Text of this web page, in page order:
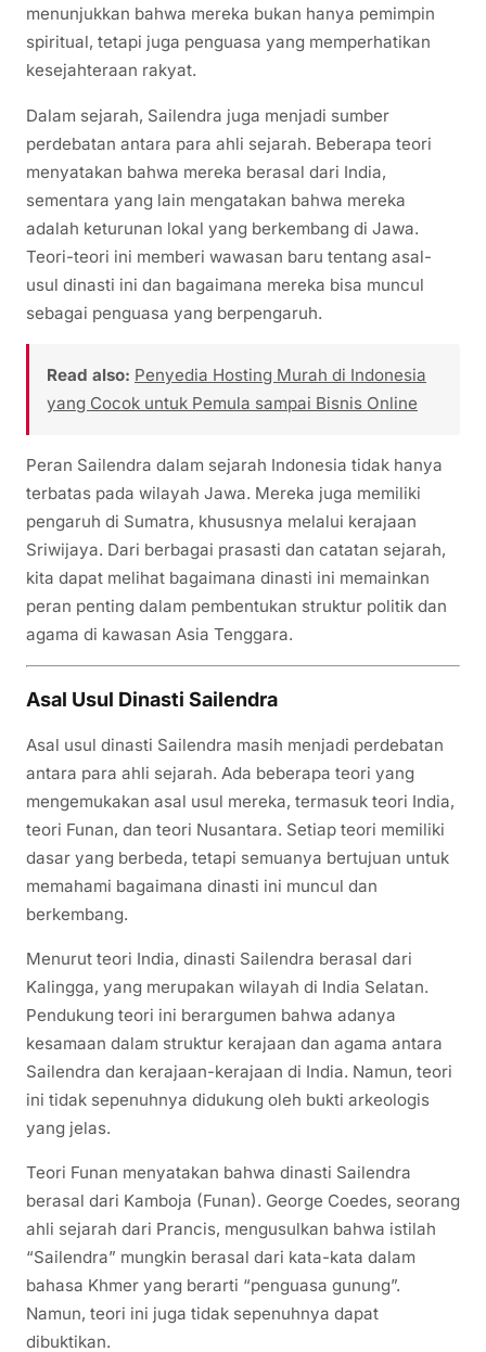
menunjukkan bahwa mereka bukan hanya pemimpin
spiritual, tetapi juga penguasa yang memperhatikan
kesejahteraan rakyat.
Dalam sejarah, Sailendra juga menjadi sumber
perdebatan antara para ahli sejarah. Beberapa teori
menyatakan bahwa mereka berasal dari India,
sementara yang lain mengatakan bahwa mereka
adalah keturunan lokal yang berkembang di Jawa.
Teori-teori ini memberi wawasan baru tentang asal-
usul dinasti ini dan bagaimana mereka bisa muncul
sebagai penguasa yang berpengaruh.
Read also: Penyedia Hosting Murah di Indonesia
yang Cocok untuk Pemula sampai Bisnis Online
Peran Sailendra dalam sejarah Indonesia tidak hanya
terbatas pada wilayah Jawa. Mereka juga memiliki
pengaruh di Sumatra, khususnya melalui kerajaan
Sriwijaya. Dari berbagai prasasti dan catatan sejarah,
kita dapat melihat bagaimana dinasti ini memainkan
peran penting dalam pembentukan struktur politik dan
agama di kawasan Asia Tenggara.
Asal Usul Dinasti Sailendra
Asal usul dinasti Sailendra masih menjadi perdebatan
antara para ahli sejarah. Ada beberapa teori yang
mengemukakan asal usul mereka, termasuk teori India,
teori Funan, dan teori Nusantara. Setiap teori memiliki
dasar yang berbeda, tetapi semuanya bertujuan untuk
memahami bagaimana dinasti ini muncul dan
berkembang.
Menurut teori India, dinasti Sailendra berasal dari
Kalingga, yang merupakan wilayah di India Selatan.
Pendukung teori ini berargumen bahwa adanya
kesamaan dalam struktur kerajaan dan agama antara
Sailendra dan kerajaan-kerajaan di India. Namun, teori
ini tidak sepenuhnya didukung oleh bukti arkeologis
yang jelas.
Teori Funan menyatakan bahwa dinasti Sailendra
berasal dari Kamboja (Funan). George Coedes, seorang
ahli sejarah dari Prancis, mengusulkan bahwa istilah
“Sailendra” mungkin berasal dari kata-kata dalam
bahasa Khmer yang berarti “penguasa gunung”.
Namun, teori ini juga tidak sepenuhnya dapat
dibuktikan.